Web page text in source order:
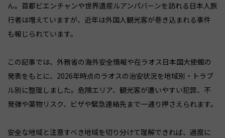
ん。首都ビエンチャンや世界遺産ルアンパバーンを訪れる日本人旅
行者は増えていますが、近年は外国人観光客が巻き込まれる事件
も報じられています。
この記事では、外務省の海外安全情報や在ラオス日本国大使館の
発表をもとに、2026年時点のラオスの治安状況を地域別・トラブ
ル別に整理しました。危険エリア、観光客が遭いやすい犯罪、不
発弾や薬物リスク、ビザや緊急連絡先まで一通り押さえられます。
安全な地域と注意すべき地域を切り分けて理解できれば、過度に